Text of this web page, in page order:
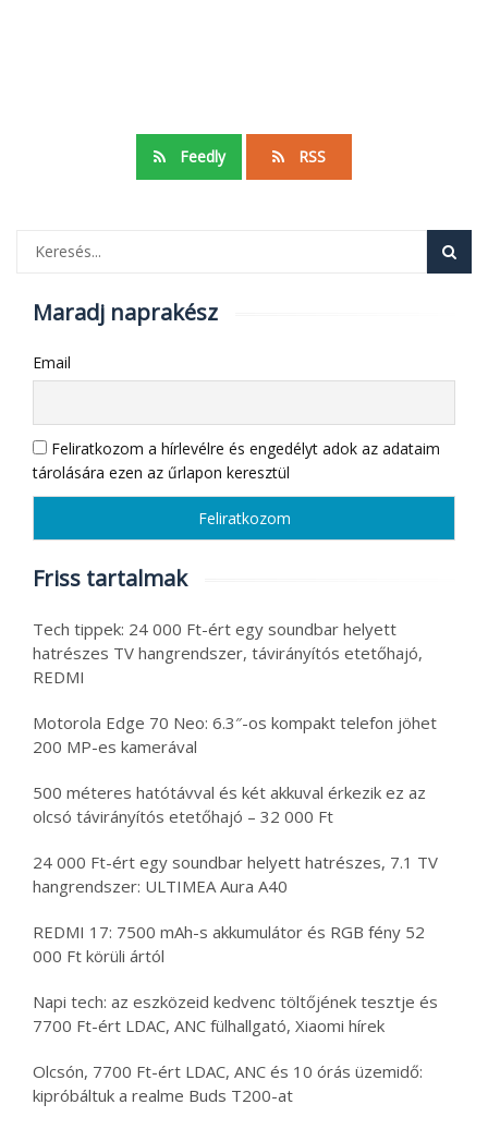
Feedly RSS
Maradj naprakész
Email
Feliratkozom a hírlevélre és engedélyt adok az adataim
tárolására ezen az űrlapon keresztül
Friss tartalmak
Tech tippek: 24 000 Ft-ért egy soundbar helyett
hatrészes TV hangrendszer, távirányítós etetőhajó,
REDMI
Motorola Edge 70 Neo: 6.3″-os kompakt telefon jöhet
200 MP-es kamerával
500 méteres hatótávval és két akkuval érkezik ez az
olcsó távirányítós etetőhajó – 32 000 Ft
24 000 Ft-ért egy soundbar helyett hatrészes, 7.1 TV
hangrendszer: ULTIMEA Aura A40
REDMI 17: 7500 mAh-s akkumulátor és RGB fény 52
000 Ft körüli ártól
Napi tech: az eszközeid kedvenc töltőjének tesztje és
7700 Ft-ért LDAC, ANC fülhallgató, Xiaomi hírek
Olcsón, 7700 Ft-ért LDAC, ANC és 10 órás üzemidő:
kipróbáltuk a realme Buds T200-at